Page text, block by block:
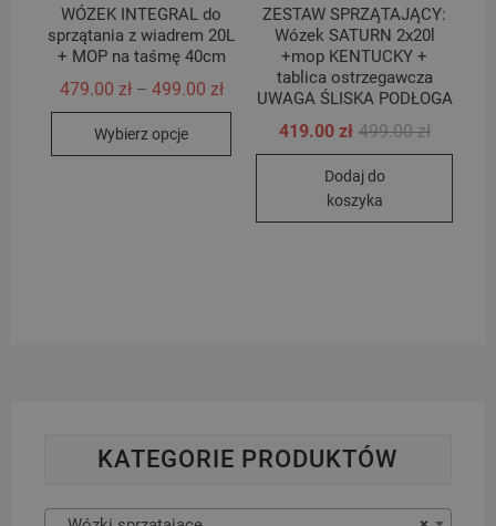
WÓZEK INTEGRAL do
sprzątania z wiadrem 20L
+ MOP na taśmę 40cm
479.00 zł – 499.00 złZakres
479.00 zł
do
Wybierz opcje
wariantów.
ZESTAW SPRZĄTAJĄCY:
Wózek SATURN 2x20l
+mop KENTUCKY +
tablica ostrzegawcza
UWAGA ŚLISKA PODŁOGA
499.00zł
419.00 zł
Aktualna
Dodaj do
koszyka
KATEGORIE PRODUKTÓW